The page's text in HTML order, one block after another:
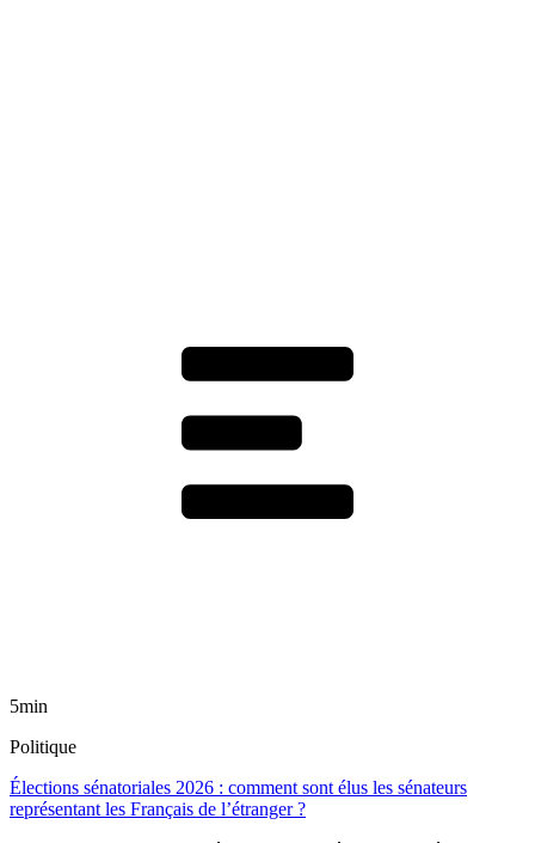
5min
Politique
Élections sénatoriales 2026 : comment sont élus les sénateurs
représentant les Français de l’étranger ?